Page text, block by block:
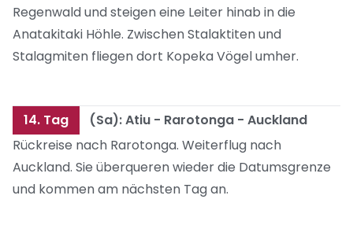
Regenwald und steigen eine Leiter hinab in die
Anatakitaki Höhle. Zwischen Stalaktiten und
Stalagmiten fliegen dort Kopeka Vögel umher.
14. Tag
(Sa): Atiu - Rarotonga - Auckland
Rückreise nach Rarotonga. Weiterflug nach
Auckland. Sie überqueren wieder die Datumsgrenze
und kommen am nächsten Tag an.